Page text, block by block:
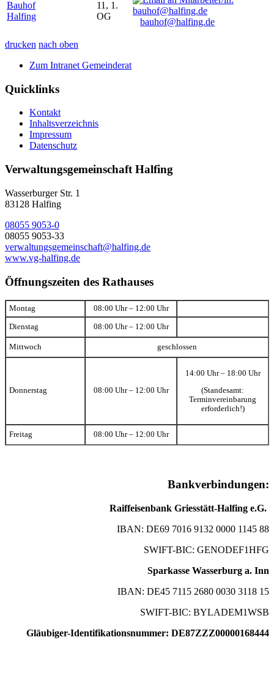
Bauhof
Halfing
11, 1.
OG
bauhof@halfing.de
drucken nach oben
Zum Intranet Gemeinderat
Quicklinks
Kontakt
Inhaltsverzeichnis
Impressum
Datenschutz
Verwaltungsgemeinschaft Halfing
Wasserburger Str. 1
83128 Halfing
08055 9053-0
08055 9053-33
verwaltungsgemeinschaft@halfing.de
www.vg-halfing.de
Öffnungszeiten des Rathauses
Montag 08:00 Uhr – 12:00 Uhr
Dienstag 08:00 Uhr – 12:00 Uhr
Mittwoch geschlossen
Donnerstag 08:00 Uhr – 12:00 Uhr
14:00 Uhr – 18:00 Uhr
(Standesamt:
Terminvereinbarung
erforderlich!)
Freitag 08:00 Uhr – 12:00 Uhr
Bankverbindungen:
Raiffeisenbank Griesstätt-Halfing e.G.
IBAN: DE69 7016 9132 0000 1145 88
SWIFT-BIC: GENODEF1HFG
Sparkasse Wasserburg a. Inn
IBAN: DE45 7115 2680 0030 3118 15
SWIFT-BIC: BYLADEM1WSB
Gläubiger-Identifikationsnummer: DE87ZZZ00000168444